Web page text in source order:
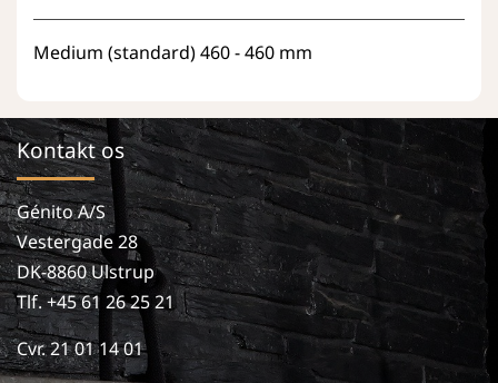
Medium (standard)460 - 460 mm
Kontakt os
Génito A/S
Vestergade 28
DK-8860 Ulstrup
Tlf. +45 61 26 25 21
Cvr. 21 01 14 01